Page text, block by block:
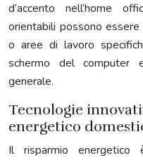
d’accento nell’home
orientabili possono
o aree di lavoro
schermo del computer
generale.
Tecnologie
energetico
Il risparmio